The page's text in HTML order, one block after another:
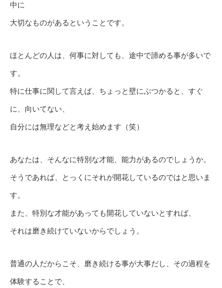
中に
大切なものがあるということです。
ほとんどの人は、何事に対しても、途中で諦める事が多いで
す。
特に仕事に関して言えば、ちょっと壁にぶつかると、すぐ
に、向いてない、
自分には無理などと考え始めます（笑）
あなたは、そんなに特別な才能、能力があるのでしょうか。
そうであれば、とっくにそれが開花しているのではと思いま
す。
また、特別な才能があっても開花していないとすれば、
それは磨き続けていないからでしょう。
普通の人だからこそ、磨き続ける事が大事だし、その過程を
体験することで、